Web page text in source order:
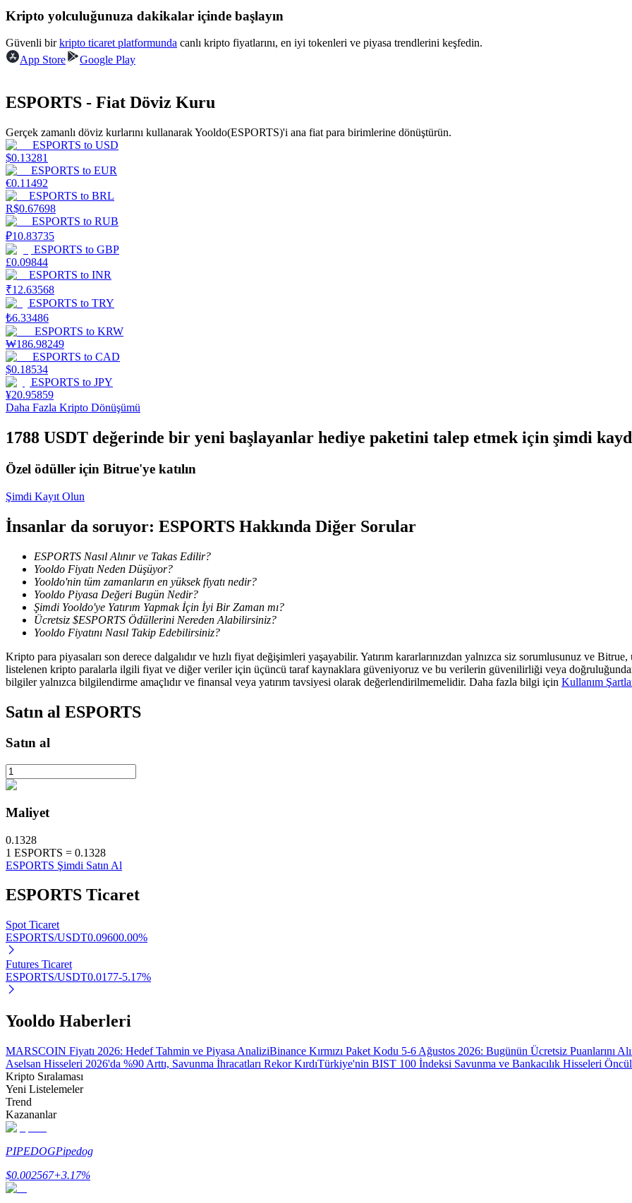
Ticaret stratejileri
Nasıl kârlı kalabileceğinizi öğrenin
Kazan
Staking
Yüksek getiri ve anında erişim
Launchpool
BTR Kilitleme
Kripto yolculuğunuza dakikalar içinde başlayın
Güvenli birkripto ticaret platformunda canlı kripto fiyatlarını, en iyi tokenleri ve piyasa trendlerini keşfedin.
App Store
Google Play
ESPORTS - Fiat Döviz Kuru
Gerçek zamanlı döviz kurlarını kullanarak Yooldo(ESPORTS)'i ana fiat para birimlerine dönüştürün.
ESPORTS to USD
$0.13281
ESPORTS to EUR
€0.11492
ESPORTS to BRL
R$0.67698
ESPORTS to RUB
₽10.83735
ESPORTS to GBP
£0.09844
ESPORTS to INR
₹12.63568
ESPORTS to TRY
₺6.33486
ESPORTS to KRW
₩186.98249
ESPORTS to CAD
$0.18534
ESPORTS to JPY
¥20.95859
Daha Fazla Kripto Dönüşümü
1788 USDT değerinde bir yeni başlayanlar hediye paketini talep etmek için şimdi
Özel ödüller için Bitrue'ye katılın
Şimdi Kayıt Olun
İnsanlar da soruyor: ESPORTS Hakkında Diğer Sorular
ESPORTS Nasıl Alınır ve Takas Edilir?
Yooldo Fiyatı Neden Düşüyor?
Yooldo'nin tüm zamanların en yüksek fiyatı nedir?
Yooldo Piyasa Değeri Bugün Nedir?
Şimdi Yooldo'ye Yatırım Yapmak İçin İyi Bir Zaman mı?
Ücretsiz $ESPORTS Ödüllerini Nereden Alabilirsiniz?
Yooldo Fiyatını Nasıl Takip Edebilirsiniz?
Kripto para piyasaları son derece dalgalıdır ve hızlı fiyat değişimleri yaşayabilir. Yatırım kararlarınızdan yalnızca siz sorumlusunuz ve
listelenen kripto paralarla ilgili fiyat ve diğer veriler için üçüncü taraf kaynaklara güveniyoruz ve bu verilerin güvenilirliği veya
bilgiler yalnızca bilgilendirme amaçlıdır ve finansal veya yatırım tavsiyesi olarak değerlendirilmemelidir. Daha fazla bilgi için Kullanım
Satın al ESPORTS
Satın al
Maliyet
0.1328
1 ESPORTS = 0.1328
ESPORTS Şimdi Satın Al
ESPORTS Ticaret
Spot Ticaret
ESPORTS/USDT0.09600.00%
Futures Ticaret
ESPORTS/USDT0.0177-5.17%
Yooldo Haberleri
MARSCOIN Fiyatı 2026: Hedef Tahmin ve Piyasa AnaliziBinance Kırmızı Paket Kodu 5-6 Ağustos 2026: Bugünün Ücretsiz Puanlarını
Aselsan Hisseleri 2026'da %90 Arttı, Savunma İhracatları Rekor KırdıTürkiye'nin BIST 100 İndeksi Savunma ve Bankacılık Hisseleri
Kripto Sıralaması
Yeni Listelemeler
Trend
Kazananlar
PIPEDOGPipedog
$0.002567+3.17%